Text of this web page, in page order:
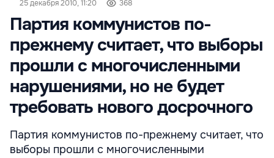
25 декабря 2010, 11:20 368
Партия коммунистов по-
прежнему считает, что выборы
прошли с многочисленными
нарушениями, но не будет
требовать нового досрочного
Партия коммунистов по-прежнему считает, что
выборы прошли с многочисленными